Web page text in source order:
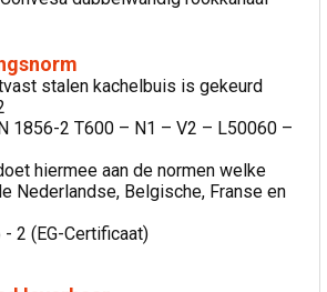
stalen kachelbuis is gekeurd
1856-2 T600 – N1 – V2 – L50060 –
hiermee aan de normen welke
Nederlandse, Belgische, Franse en
2 (EG-Certificaat)